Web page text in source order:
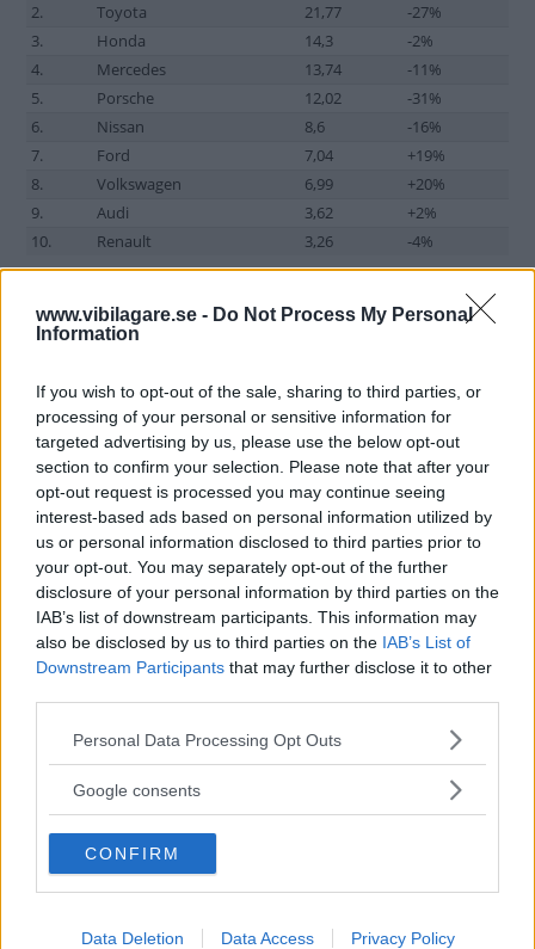
www.vibilagare.se - Do Not Process My Personal
Information
If you wish to opt-out of the sale, sharing to third parties, or
processing of your personal or sensitive information for
targeted advertising by us, please use the below opt-out
section to confirm your selection. Please note that after your
opt-out request is processed you may continue seeing
interest-based ads based on personal information utilized by
us or personal information disclosed to third parties prior to
your opt-out. You may separately opt-out of the further
disclosure of your personal information by third parties on the
IAB’s list of downstream participants. This information may
also be disclosed by us to third parties on the IAB’s List of
Downstream Participants that may further disclose it to other
Please note that this website/app uses one or more Google
not limited to your visit or usage behaviour. You may click to
use your data for below specified purposes in below Google
consent section.
Personal Data Processing Opt Outs
Google consents
CONFIRM
Data Deletion Data Access Privacy Policy
2.
Toyota 21,77
-27%
3.
Honda 14,3
-2%
4.
Mercedes 13,74
-11%
5.
Porsche 12,02
-31%
6.
Nissan 8,6
-16%
7.
Ford 7,04
+19%
8.
Volkswagen 6,99
+20%
9.
Audi 3,62
+2%
10.
Renault 3,26 -4%
Diskutera:
Vilket varumärke ser du som starkast inom
bilindustrin?